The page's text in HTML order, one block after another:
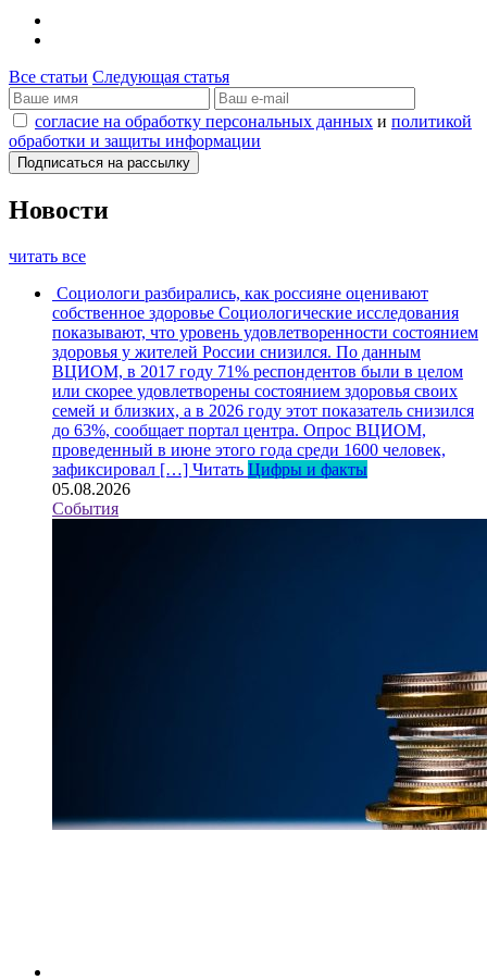
Все статьи Следующая статья
согласие на обработку персональных данных и политикой
обработки и защиты информации
Новости
читать все
Социологи разбирались, как россияне оценивают
собственное здоровье Социологические исследования
показывают, что уровень удовлетворенности состоянием
здоровья у жителей России снизился. По данным
ВЦИОМ, в 2017 году 71% респондентов были в целом
или скорее удовлетворены состоянием здоровья своих
семей и близких, а в 2026 году этот показатель снизился
до 63%, сообщает портал центра. Опрос ВЦИОМ,
проведенный в июне этого года среди 1600 человек,
зафиксировал […] Читать Цифры и факты
05.08.2026
События